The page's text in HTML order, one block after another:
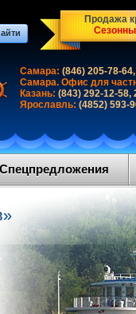
Продажа
Самара: (846) 205-78-
Самара. Офис для
Казань: (843) 292-12-58,
Ярославль: (4852) 593-
Спецпредложения